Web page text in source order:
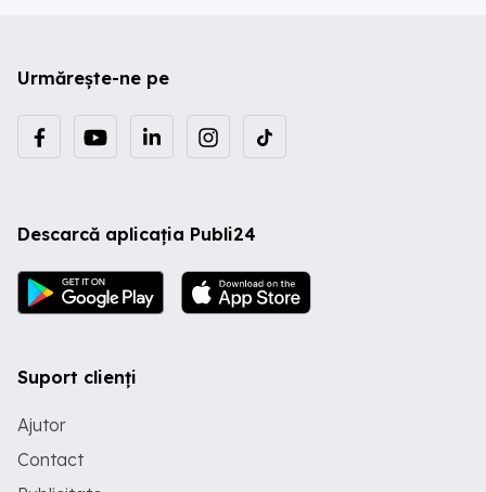
Urmărește-ne pe
Descarcă aplicația Publi24
Suport clienți
Ajutor
Contact